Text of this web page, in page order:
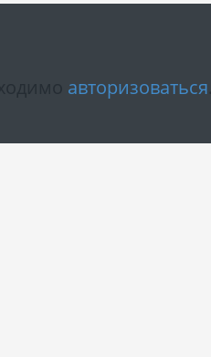
авторизоваться